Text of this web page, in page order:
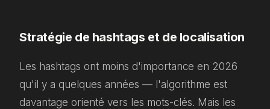
Stratégie de hashtags et de localisation
Les hashtags ont moins d'importance en 2026
qu'il y a quelques années — l'algorithme est
davantage orienté vers les mots-clés. Mais les